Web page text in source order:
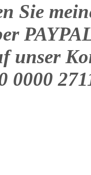
Sie
unser
0000